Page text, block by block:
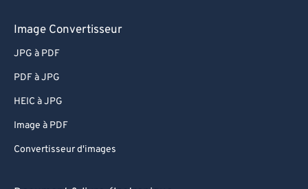
Image Convertisseur
JPG à PDF
PDF à JPG
HEIC à JPG
Image à PDF
Convertisseur d'images